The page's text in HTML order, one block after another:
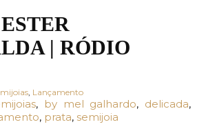
| RÓDIO
, Lançamento
, by mel galhardo, delicada,
, prata, semijoia